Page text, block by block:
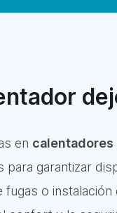
en calentadores
garantizar
o